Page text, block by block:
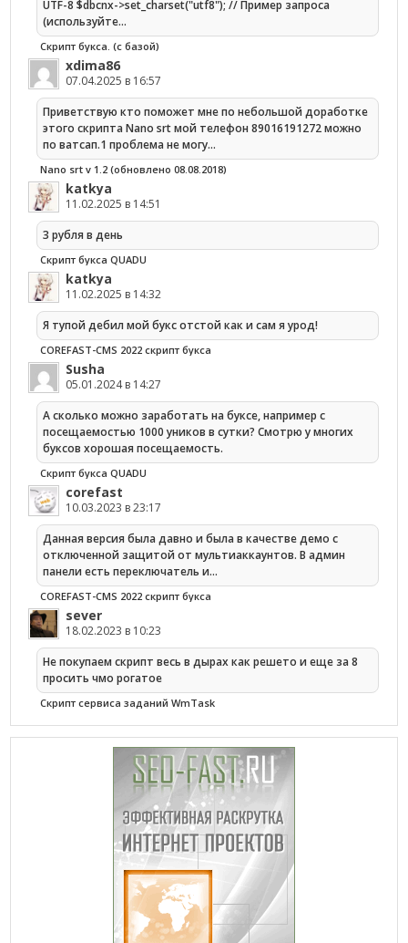
UTF-8 $dbcnx->set_charset("utf8"); // Пример запроса
(используйте…
Скрипт букса. (с базой)
xdima86
07.04.2025 в 16:57
Приветствую кто поможет мне по небольшой доработке
этого скрипта Nano srt мой телефон 89016191272 можно
по ватсап.1 проблема не могу…
Nano srt v 1.2 (обновлено 08.08.2018)
katkya
11.02.2025 в 14:51
3 рубля в день
Скрипт букса QUADU
katkya
11.02.2025 в 14:32
Я тупой дебил мой букс отстой как и сам я урод!
COREFAST-CMS 2022 скрипт букса
Susha
05.01.2024 в 14:27
А сколько можно заработать на буксе, например с
посещаемостью 1000 уников в сутки? Смотрю у многих
буксов хорошая посещаемость.
Скрипт букса QUADU
corefast
10.03.2023 в 23:17
Данная версия была давно и была в качестве демо с
отключенной защитой от мультиаккаунтов. В админ
панели есть переключатель и…
COREFAST-CMS 2022 скрипт букса
sever
18.02.2023 в 10:23
Не покупаем скрипт весь в дырах как решето и еще за 8
просить чмо рогатое
Cкрипт сервиса заданий WmTask